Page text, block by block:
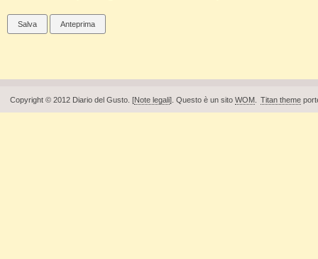
Copyright © 2012 Diario del Gusto. [Note legali]. Questo è un sito WOM Titan theme